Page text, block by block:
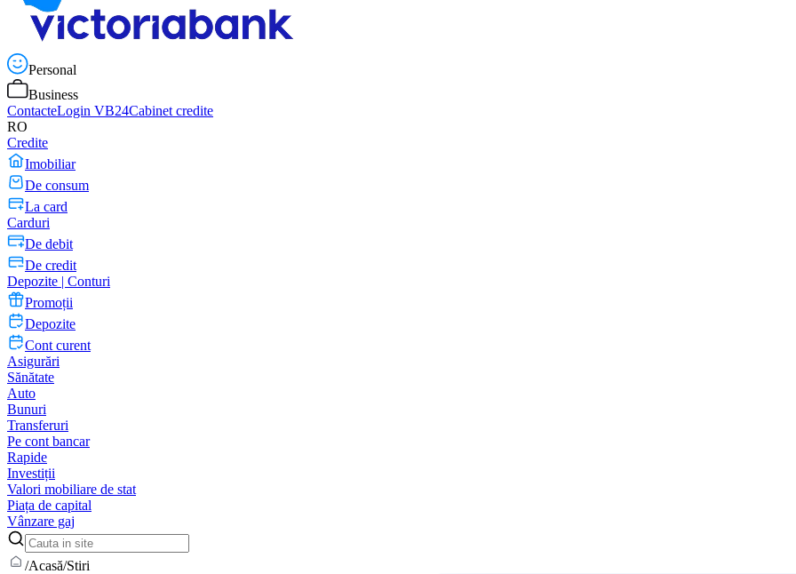
Personal
Business
ContacteLogin VB24Cabinet credite
RO
Credite
Imobiliar
De consum
La card
Carduri
De debit
De credit
Depozite | Conturi
Promoții
Depozite
Cont curent
Asigurări
Sănătate
Auto
Bunuri
Transferuri
Pe cont bancar
Rapide
Investiții
Valori mobiliare de stat
Piața de capital
Vânzare gaj
/Acasă/Stiri